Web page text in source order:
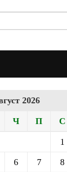
2026
Ч П С
1
6 7 8